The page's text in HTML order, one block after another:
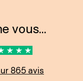
vous...
865 avis